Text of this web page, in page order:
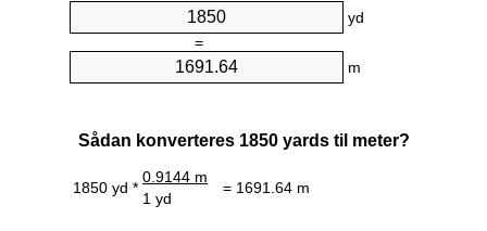
yd
=
m
Sådan konverteres 1850 yards til meter?
1850 yd *
0.9144 m
= 1691.64 m
1 yd